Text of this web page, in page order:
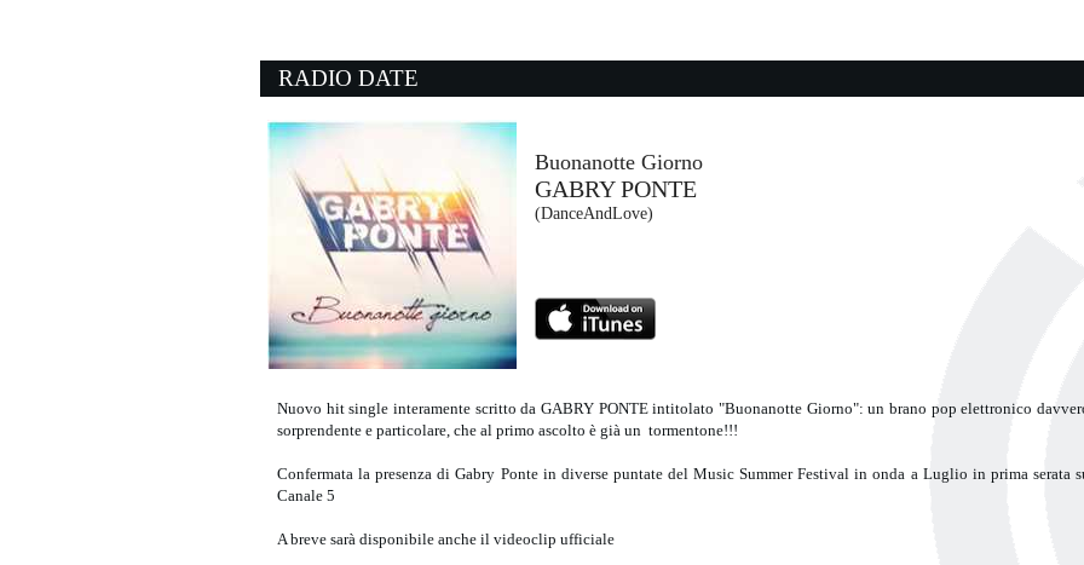
14:40:27
KASABIAN
14:47:11
WHITE GIRL WASTED
ANNA
EMI (UMG)
RADIO DATE
Buonanotte Giorno
GABRY PONTE
(DanceAndLove)
Nuovo hit single interamente scritto da GABRY PONTE intitolato "Buonanotte Giorno": un brano pop elettronico
sorprendente e particolare, che al primo ascolto è già un tormentone!!!
Confermata la presenza di Gabry Ponte in diverse puntate del Music Summer Festival in onda a Luglio in prima serata
Canale 5
A breve sarà disponibile anche il videoclip ufficiale